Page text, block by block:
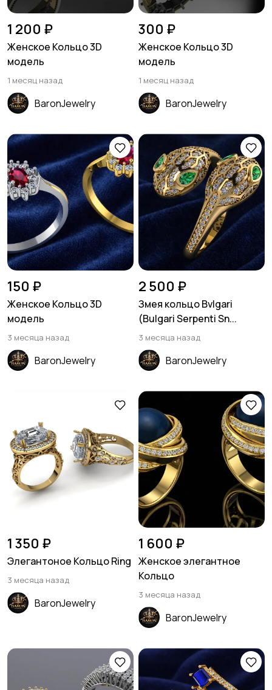
1 200 ₽
Женское Кольцо 3D
модель
1 месяц назад
BaronJewelry
300 ₽
Женское Кольцо 3D
модель
1 месяц назад
BaronJewelry
150 ₽
Женское Кольцо 3D
модель
3 месяца назад
BaronJewelry
2 500 ₽
Змея кольцо Bvlgari
(Bulgari Serpenti Sn...
3 месяца назад
BaronJewelry
1 350 ₽
Элегантоное Кольцо Ring
3 месяца назад
BaronJewelry
1 600 ₽
Женское элегантное
Кольцо
3 месяца назад
BaronJewelry